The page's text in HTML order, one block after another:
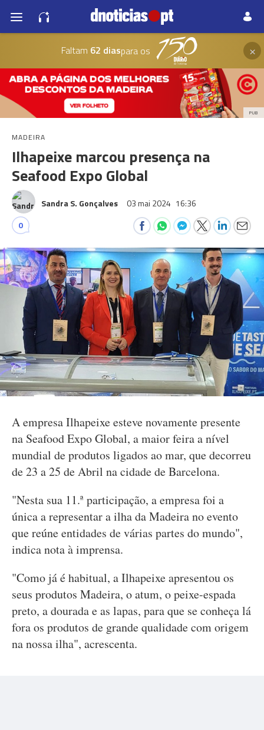
Faltam 62 diaspara os ×
PUB
MADEIRA
Ilhapeixe marcou presença na
Seafood Expo Global
Sandra S. Gonçalves 03 mai 2024 16:36
0
A empresa Ilhapeixe esteve novamente presente
na Seafood Expo Global, a maior feira a nível
mundial de produtos ligados ao mar, que decorreu
de 23 a 25 de Abril na cidade de Barcelona.
"Nesta sua 11.ª participação, a empresa foi a
única a representar a ilha da Madeira no evento
que reúne entidades de várias partes do mundo",
indica nota à imprensa.
"Como já é habitual, a Ilhapeixe apresentou os
seus produtos Madeira, o atum, o peixe-espada
preto, a dourada e as lapas, para que se conheça lá
fora os produtos de grande qualidade com origem
na nossa ilha", acrescenta.